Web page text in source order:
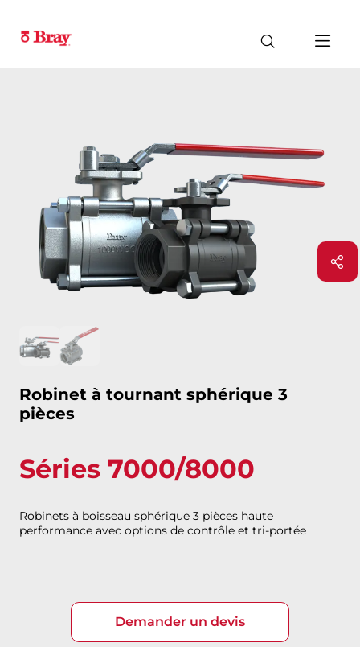
Robinet à tournant sphérique 3
pièces
Séries 7000/8000
Robinets à boisseau sphérique 3 pièces haute
performance avec options de contrôle et tri-portée
Demander un devis